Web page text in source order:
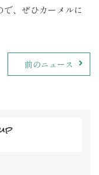
、ぜひカーメルに
前のニュース